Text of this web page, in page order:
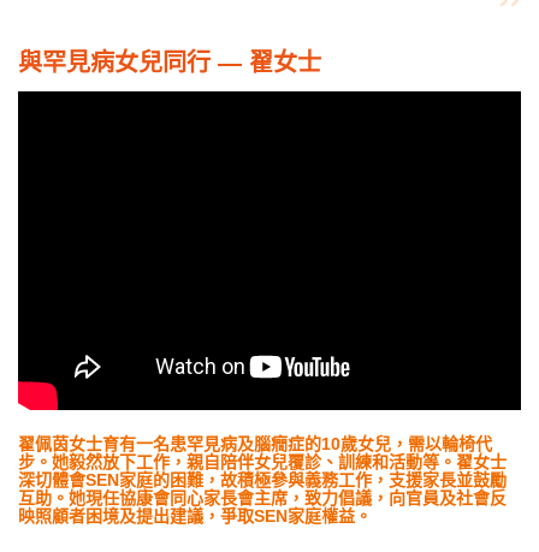
與罕見病女兒同行 — 翟女士
翟佩茵女士育有一名患罕見病及腦癇症的10歲女兒，需以輪椅代
步。她毅然放下工作，親自陪伴女兒覆診、訓練和活動等。翟女士
深切體會SEN家庭的困難，故積極參與義務工作，支援家長並鼓勵
互助。她現任協康會同心家長會主席，致力倡議，向官員及社會反
映照顧者困境及提出建議，爭取SEN家庭權益。